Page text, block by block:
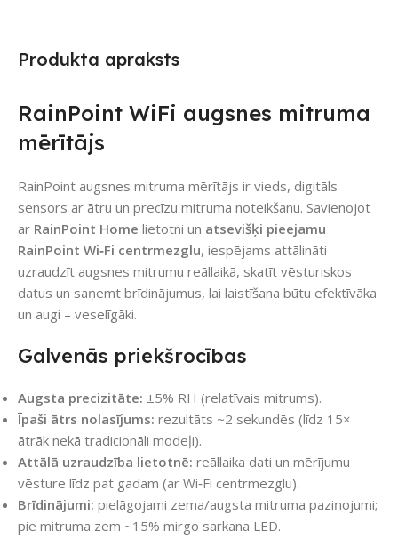
Produkta apraksts
RainPoint WiFi augsnes mitruma
mērītājs
RainPoint augsnes mitruma mērītājs ir vieds, digitāls
sensors ar ātru un precīzu mitruma noteikšanu. Savienojot
ar RainPoint Home lietotni un atsevišķi pieejamu
RainPoint Wi‑Fi centrmezglu, iespējams attālināti
uzraudzīt augsnes mitrumu reāllaikā, skatīt vēsturiskos
datus un saņemt brīdinājumus, lai laistīšana būtu efektīvāka
un augi – veselīgāki.
Galvenās priekšrocības
Augsta precizitāte: ±5% RH (relatīvais mitrums).
Īpaši ātrs nolasījums: rezultāts ~2 sekundēs (līdz 15×
ātrāk nekā tradicionāli modeļi).
Attālā uzraudzība lietotnē: reāllaika dati un mērījumu
vēsture līdz pat gadam (ar Wi‑Fi centrmezglu).
Brīdinājumi: pielāgojami zema/augsta mitruma paziņojumi;
pie mitruma zem ~15% mirgo sarkana LED.